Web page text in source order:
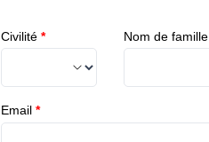
Civilité * Nom de famille
Email *